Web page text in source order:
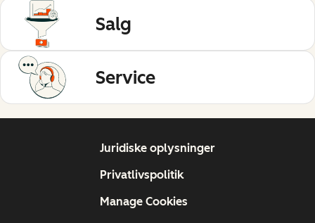
Salg
Service
Juridiske oplysninger
Privatlivspolitik
Manage Cookies